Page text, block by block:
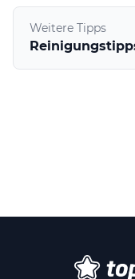
Weitere Tipps